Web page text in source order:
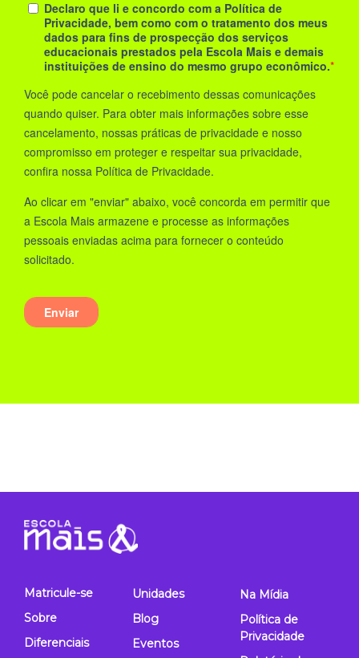
Matricule-se
Sobre
Diferenciais
Unidades
Blog
Eventos
Na Mídia
Política de
Privacidade